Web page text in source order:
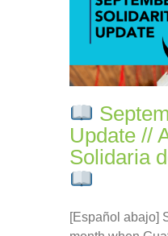
Update //
Solidaria
[Español abajo]